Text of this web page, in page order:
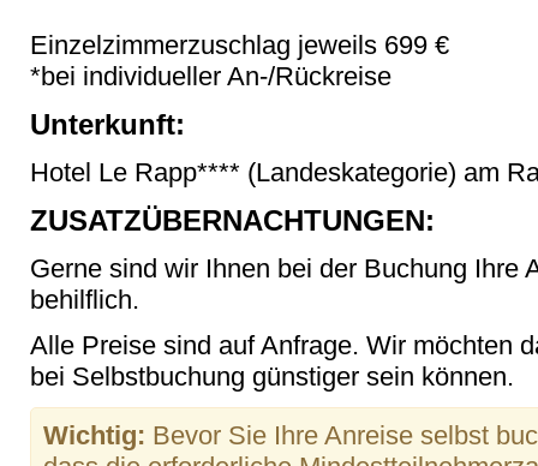
Einzelzimmerzuschlag jeweils 699 €
*bei individueller An-/Rückreise
Unterkunft:
Hotel Le Rapp**** (Landeskategorie) am
ZUSATZÜBERNACHTUNGEN:
Gerne sind wir Ihnen bei der Buchung Ihre
behilflich.
Alle Preise sind auf Anfrage. Wir möchten
bei Selbstbuchung günstiger sein können.
Wichtig: Bevor Sie Ihre Anreise selbst